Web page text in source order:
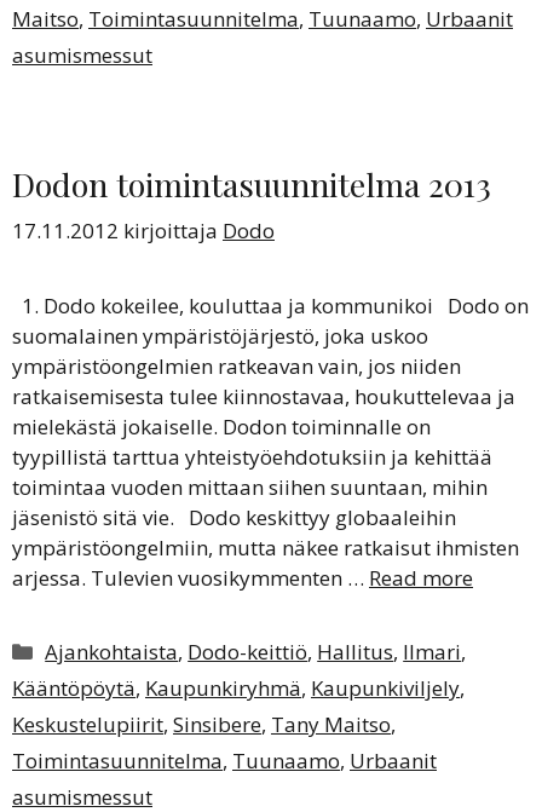
Maitso, Toimintasuunnitelma, Tuunaamo, Urbaanit
asumismessut
Dodon toimintasuunnitelma 2013
17.11.2012 kirjoittaja Dodo
1. Dodo kokeilee, kouluttaa ja kommunikoi Dodo on
suomalainen ympäristöjärjestö, joka uskoo
ympäristöongelmien ratkeavan vain, jos niiden
ratkaisemisesta tulee kiinnostavaa, houkuttelevaa ja
mielekästä jokaiselle. Dodon toiminnalle on
tyypillistä tarttua yhteistyöehdotuksiin ja kehittää
toimintaa vuoden mittaan siihen suuntaan, mihin
jäsenistö sitä vie. Dodo keskittyy globaaleihin
ympäristöongelmiin, mutta näkee ratkaisut ihmisten
arjessa. Tulevien vuosikymmenten … Read more
Kategoriat
Ajankohtaista, Dodo-keittiö, Hallitus, Ilmari,
Kääntöpöytä, Kaupunkiryhmä, Kaupunkiviljely,
Keskustelupiirit, Sinsibere, Tany Maitso,
Toimintasuunnitelma, Tuunaamo, Urbaanit
asumismessut